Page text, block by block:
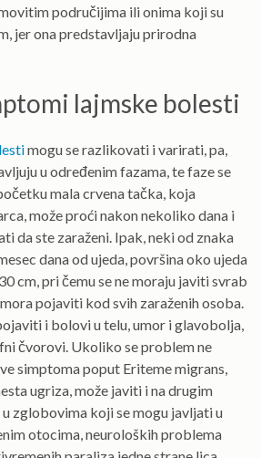
područijima ili onima koji su
jer ona predstavljaju prirodna
lajmske bolesti
mogu se razlikovati i varirati, pa,
u određenim fazama, te faze se
mala crvena tačka, koja
može proći nakon nekoliko dana i
da ste zaraženi. Ipak, neki od znaka
dana od ujeda, površina oko ujeda
cm, pri čemu se ne moraju javiti svrab
pojaviti kod svih zaraženih osoba.
i bolovi u telu, umor i glavobolja,
čvorovi. Ukoliko se problem ne
simptoma poput Eriteme migrans,
ugriza, može javiti i na drugim
zglobovima koji se mogu javljati u
otocima, neuroloških problema